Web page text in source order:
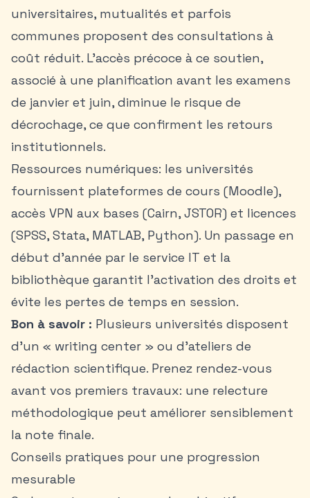
universitaires, mutualités et parfois
communes proposent des consultations à
coût réduit. L’accès précoce à ce soutien,
associé à une planification avant les examens
de janvier et juin, diminue le risque de
décrochage, ce que confirment les retours
institutionnels.
Ressources numériques: les universités
fournissent plateformes de cours (Moodle),
accès VPN aux bases (Cairn, JSTOR) et licences
(SPSS, Stata, MATLAB, Python). Un passage en
début d’année par le service IT et la
bibliothèque garantit l’activation des droits et
évite les pertes de temps en session.
Bon à savoir : Plusieurs universités disposent
d’un « writing center » ou d’ateliers de
rédaction scientifique. Prenez rendez-vous
avant vos premiers travaux: une relecture
méthodologique peut améliorer sensiblement
la note finale.
Conseils pratiques pour une progression
mesurable